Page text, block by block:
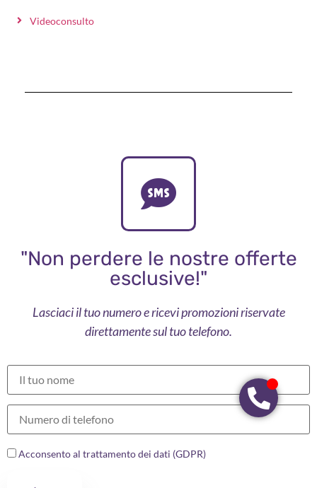
Videoconsulto
"Non perdere le nostre offerte
esclusive!"
Lasciaci il tuo numero e ricevi promozioni riservate
direttamente sul tuo telefono.
Acconsento al trattamento dei dati (GDPR)